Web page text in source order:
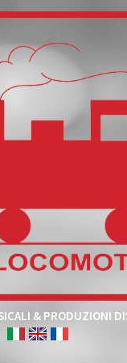
& PRODUZIONI